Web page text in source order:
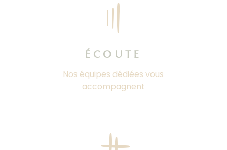
ÉCOUTE
Nos équipes dédiées vous
accompagnent